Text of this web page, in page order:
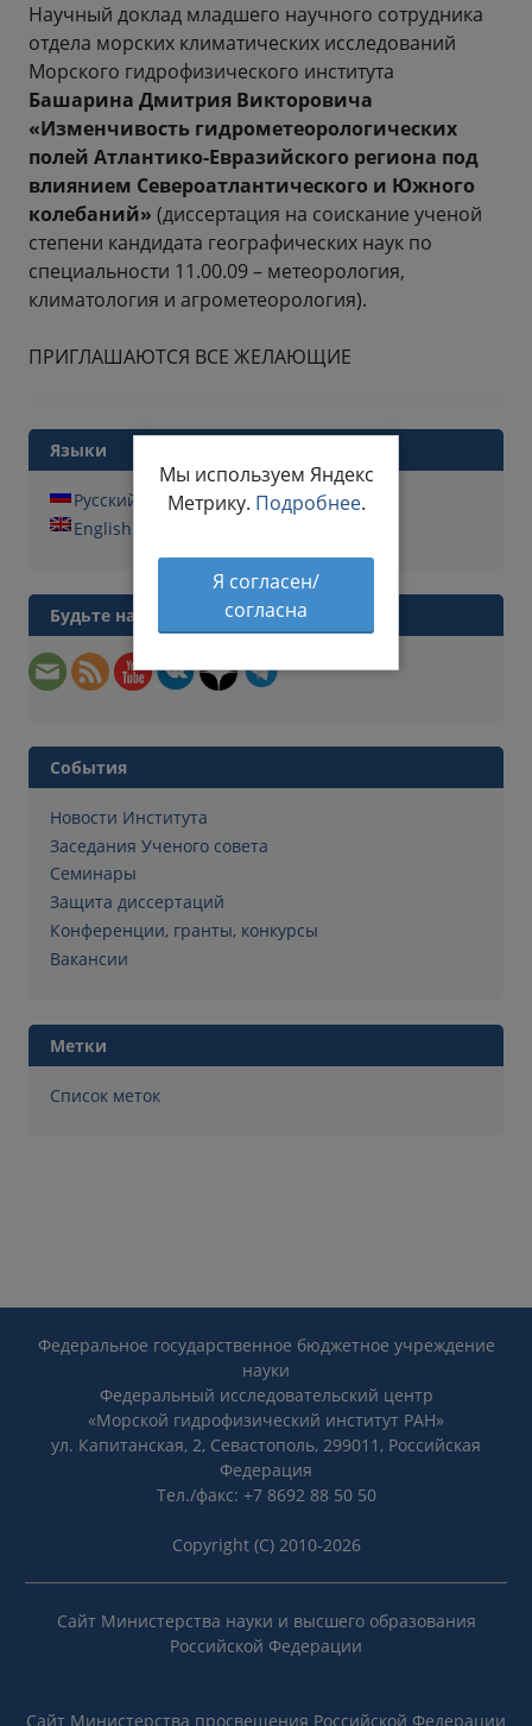
Научный доклад младшего научного сотрудника
отдела морских климатических исследований
Морского гидрофизического института
Башарина Дмитрия Викторовича
«Изменчивость гидрометеорологических
полей Атлантико-Евразийского региона под
влиянием Североатлантического и Южного
колебаний» (диссертация на соискание ученой
степени кандидата географических наук по
специальности 11.00.09 – метеорология,
климатология и агрометеорология).
ПРИГЛАШАЮТСЯ ВСЕ ЖЕЛАЮЩИЕ
Языки
Русский
English
Будьте на связи
События
Новости Института
Заседания Ученого совета
Семинары
Защита диссертаций
Конференции, гранты, конкурсы
Вакансии
Метки
Список меток
Федеральное государственное бюджетное учреждение
науки
Федеральный исследовательский центр
«Морской гидрофизический институт РАН»
ул. Капитанская, 2, Севастополь, 299011, Российская
Федерация
Тел./факс: +7 8692 88 50 50
Copyright (C) 2010-2026
Сайт Министерства науки и высшего образования
Российской Федерации
Сайт Министерства просвещения Российской Федерации
Мы используем Яндекс
Метрику. Подробнее.
Я согласен/
согласна